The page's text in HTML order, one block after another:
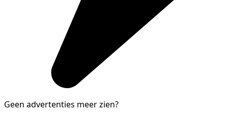
Geen advertenties meer zien?